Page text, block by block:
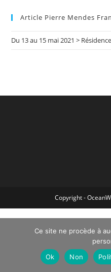
Article Pierre Mendes
Du 13 au 15 mai 2021 >
Copyright -
Ce site ne procède à
Ok
Non